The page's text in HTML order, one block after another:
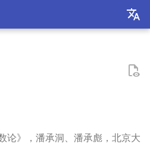
en
反调试和反反调试
复旦的自动化生活
「你的名字」
QuickLook
nlog
生成模型
数据库
Docker进阶
搭建一个代理服务器
远程服务
下一个排列
Shell快捷键
Best practices
在线VSCode
NS开发
四月天，樱飞舞
再游迪士尼
お誕生日おめでとう
称呼zy的20种方法
Python数据结构练习
os
numpy
运筹学
时间序列分析
算法导论
数值计算
操作系统
论》，潘承洞、潘承彪，北京大